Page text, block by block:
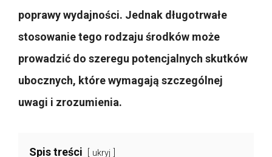
poprawy wydajności. Jednak długotrwałe
stosowanie tego rodzaju środków może
prowadzić do szeregu potencjalnych skutków
ubocznych, które wymagają szczególnej
uwagi i zrozumienia.
Spis treści ukryj